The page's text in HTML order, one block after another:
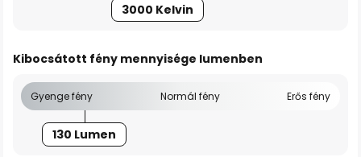
3000 Kelvin
Kibocsátott fény mennyisége lumenben
Gyenge fény Normál fény Erős fény
130 Lumen